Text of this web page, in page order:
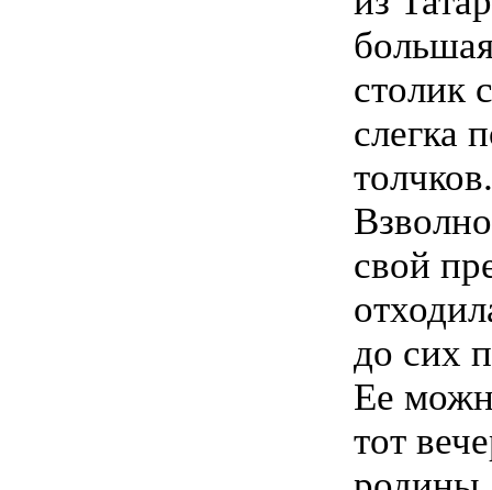
столик
слегка
толчков.
свой
до сих
Ее
тот